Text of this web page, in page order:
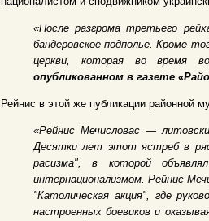
«После разгрома третьего
бандеровское подполье. Кроме
церкви, которая во время
опубликованном в газете
Рейнис в этой же публикации районной
«Рейнис Мечисловас —
Десятки лет этот ястреб в
расизма", в которой
интернационализмом. Рейнис
"Католическая акция", где
настроенных боевиков и